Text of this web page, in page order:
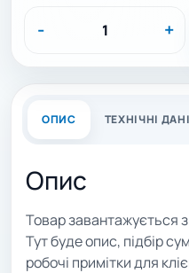
- +
ОПИС ТЕХНІЧНІ ДАНІ
Опис
Товар завантажується з
Тут буде опис, підбір
робочі примітки для